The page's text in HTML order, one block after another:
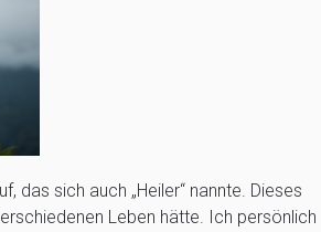
das sich auch „Heiler“ nannte. Dieses
Leben hätte. Ich persönlich